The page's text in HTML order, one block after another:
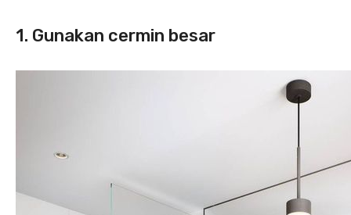
1. Gunakan cermin besar